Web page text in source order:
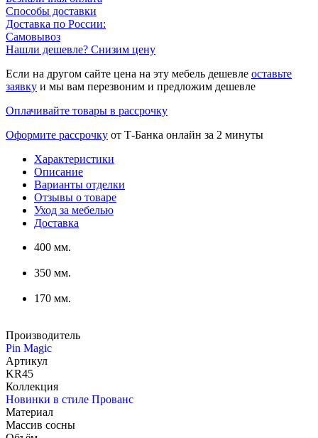
Способы доставки
Доставка по России:
Самовывоз
Нашли дешевле? Снизим цену
Если на другом сайте цена на эту мебель дешевле оставьте
заявку и мы вам перезвоним и предложим дешевле
Оплачивайте товары в рассрочку
Оформите рассрочку от Т-Банка онлайн за 2 минуты
Характеристики
Описание
Варианты отделки
Отзывы о товаре
Уход за мебелью
Доставка
400 мм.
350 мм.
170 мм.
Производитель
Pin Magic
Артикул
KR45
Коллекция
Новинки в стиле Прованс
Материал
Массив сосны